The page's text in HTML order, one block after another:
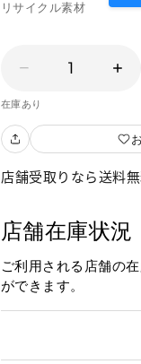
リサイクル素材
1
在庫あり
店舗受取りなら送料
店舗在庫状況
ご利用される店舗の
ができます。